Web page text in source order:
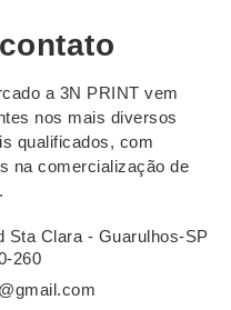
a 3N PRINT vem
nos mais diversos
qualificados, com
na comercialização de
Sta Clara - Guarulhos-SP
260